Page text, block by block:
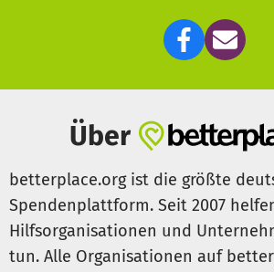
Über
betterplace.org ist die größte
Spendenplattform. Seit 2007
Hilfsorganisationen und
tun. Alle Organisationen auf